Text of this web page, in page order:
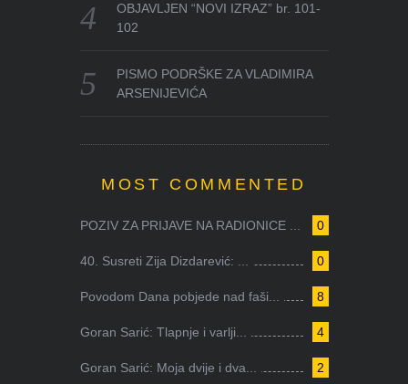
OBJAVLJEN “NOVI IZRAZ” br. 101-
102
PISMO PODRŠKE ZA VLADIMIRA
ARSENIJEVIĆA
MOST COMMENTED
0
POZIV ZA PRIJAVE NA RADIONICE ...
0
40. Susreti Zija Dizdarević: ...
8
Povodom Dana pobjede nad faši...
4
Goran Sarić: Tlapnje i varlji...
2
Goran Sarić: Moja dvije i dva...